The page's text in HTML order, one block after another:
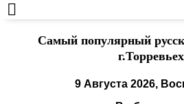
Cамый популярный
9 Августа 2026,